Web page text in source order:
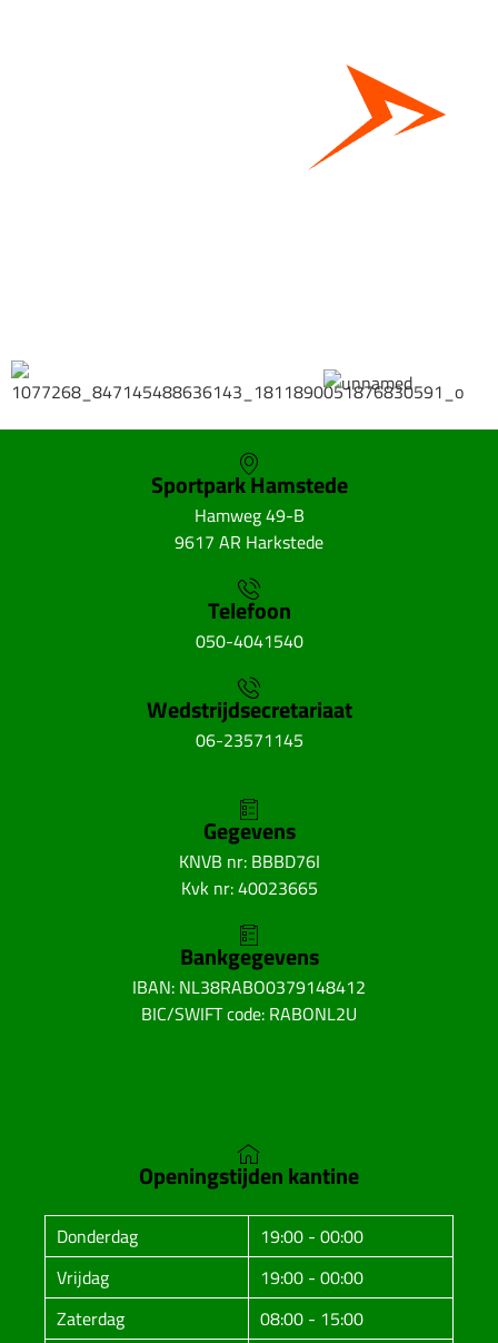
Sportpark Hamstede
Hamweg 49-B
9617 AR Harkstede
Telefoon
050-4041540
Wedstrijdsecretariaat
06-23571145
Gegevens
KNVB nr: BBBD76I
Kvk nr: 40023665
Bankgegevens
IBAN: NL38RABO0379148412
BIC/SWIFT code: RABONL2U
Openingstijden kantine
Donderdag
19:00 - 00:00
Vrijdag
19:00 - 00:00
Zaterdag
08:00 - 15:00